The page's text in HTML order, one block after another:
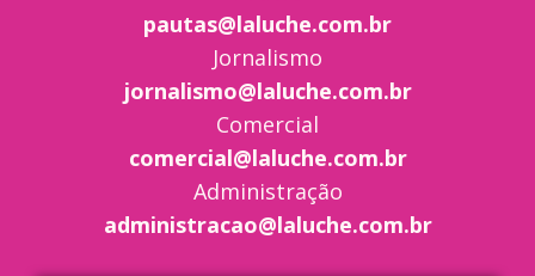
pautas@laluche.com.br
Jornalismo
jornalismo@laluche.com.br
Comercial
comercial@laluche.com.br
Administração
administracao@laluche.com.br